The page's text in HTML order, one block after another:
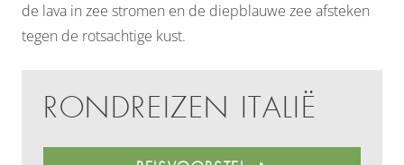
de lava in zee stromen en de diepblauwe zee afsteken
tegen de rotsachtige kust.
RONDREIZEN ITALIË